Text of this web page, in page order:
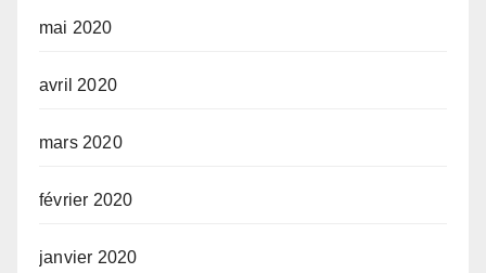
mai 2020
avril 2020
mars 2020
février 2020
janvier 2020